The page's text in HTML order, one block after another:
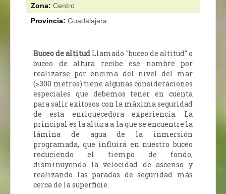
Zona: Centro
Provincia: Guadalajara
Buceo de altitud Llamado "buceo de altitud" o
buceo de altura recibe ese nombre por
realizarse por encima del nivel del mar
(>300 metros) tiene algunas consideraciones
especiales que debemos tener en cuenta
para salir exitosos con la máxima seguridad
de esta enriquecedora experiencia. La
principal es la altura a la que se encuentre la
lámina de agua de la inmersión
programada, que influirá en nuestro buceo
reduciendo el tiempo de fondo,
disminuyendo la velocidad de ascenso y
realizando las paradas de seguridad más
cerca de la superficie.